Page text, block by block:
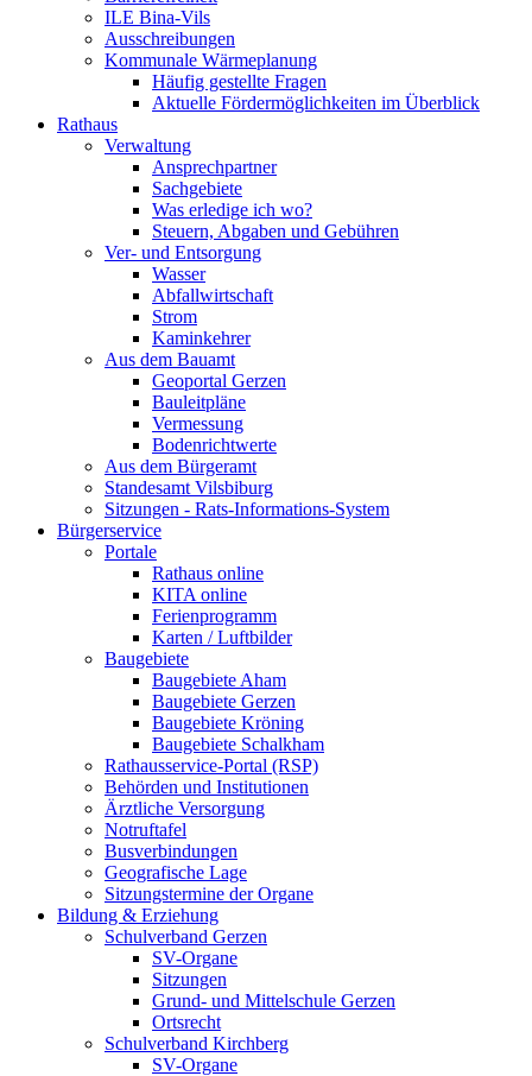
ILE Bina-Vils
Ausschreibungen
Kommunale Wärmeplanung
Häufig gestellte Fragen
Aktuelle Fördermöglichkeiten im Überblick
Rathaus
Verwaltung
Ansprechpartner
Sachgebiete
Was erledige ich wo?
Steuern, Abgaben und Gebühren
Ver- und Entsorgung
Wasser
Abfallwirtschaft
Strom
Kaminkehrer
Aus dem Bauamt
Geoportal Gerzen
Bauleitpläne
Vermessung
Bodenrichtwerte
Aus dem Bürgeramt
Standesamt Vilsbiburg
Sitzungen - Rats-Informations-System
Bürgerservice
Portale
Rathaus online
KITA online
Ferienprogramm
Karten / Luftbilder
Baugebiete
Baugebiete Aham
Baugebiete Gerzen
Baugebiete Kröning
Baugebiete Schalkham
Rathausservice-Portal (RSP)
Behörden und Institutionen
Ärztliche Versorgung
Notruftafel
Busverbindungen
Geografische Lage
Sitzungstermine der Organe
Bildung & Erziehung
Schulverband Gerzen
SV-Organe
Sitzungen
Grund- und Mittelschule Gerzen
Ortsrecht
Schulverband Kirchberg
SV-Organe